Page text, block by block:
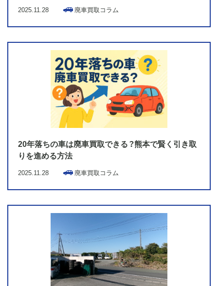
2025.11.28 廃車買取コラム
20年落ちの車は廃車買取できる？熊本で賢く引き取
りを進める方法
2025.11.28 廃車買取コラム